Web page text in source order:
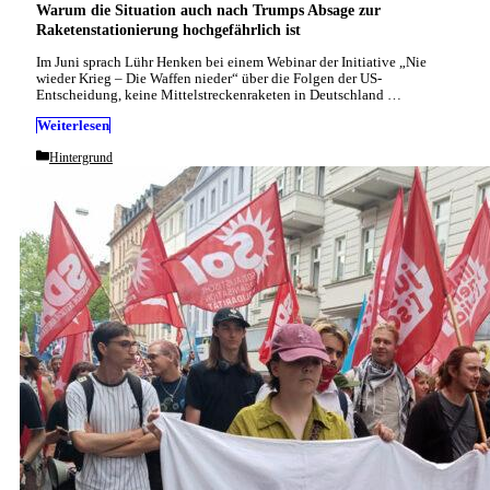
Warum die Situation auch nach Trumps Absage zur
Raketenstationierung hochgefährlich ist
Im Juni sprach Lühr Henken bei einem Webinar der Initiative „Nie
wieder Krieg – Die Waffen nieder“ über die Folgen der US-
Entscheidung, keine Mittelstreckenraketen in Deutschland …
Weiterlesen
Categories
Hintergrund